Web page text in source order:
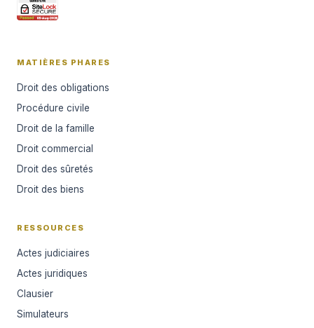
MATIÈRES PHARES
Droit des obligations
Procédure civile
Droit de la famille
Droit commercial
Droit des sûretés
Droit des biens
RESSOURCES
Actes judiciaires
Actes juridiques
Clausier
Simulateurs